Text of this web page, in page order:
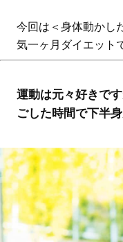
今回は＜身体動かし
気一ヶ月ダイエット
運動は元々好きで
ごした時間で下半